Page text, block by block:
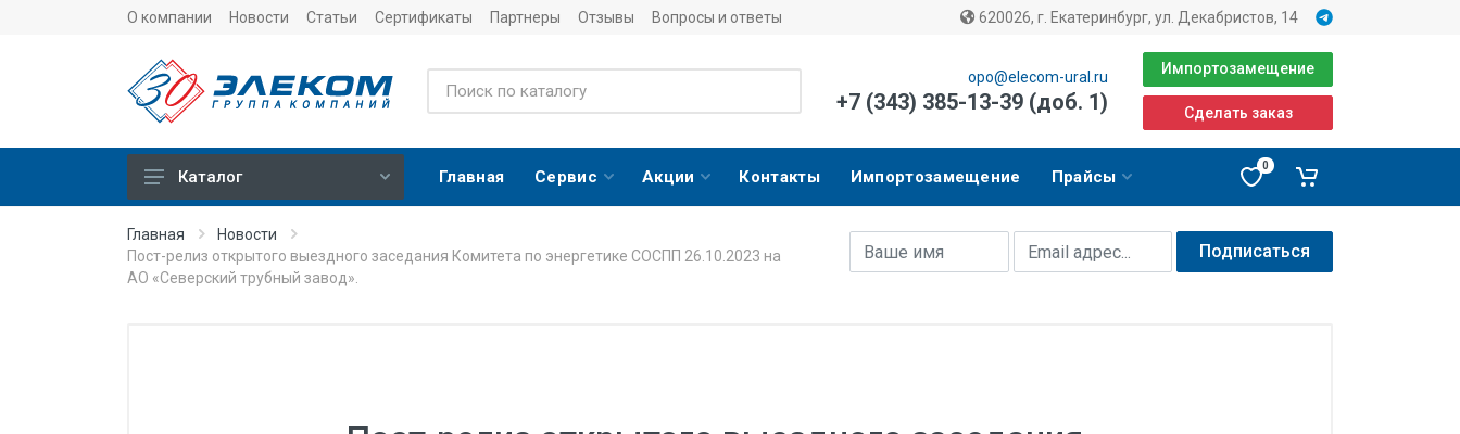
О компании Новости Статьи Сертификаты Партнеры Отзывы Вопросы и ответы 620026, г. Екатеринбург, ул. Декабристов, 14
opo@elecom-ural.ru
+7 (343) 385-13-39 (доб. 1)
Импортозамещение
Сделать заказ
Тепловычислители
Каталог Главная Сервис Акции Контакты Импортозамещение Прайсы
0
Главная
Новости
Пост-релиз открытого выездного заседания Комитета по энергетике СОСПП 26.10.2023 на
АО «Северский трубный завод».
Имя
E-mail адрес Подписаться